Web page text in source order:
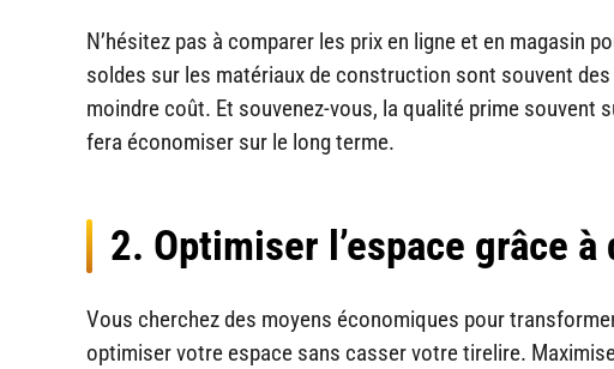
N’hésitez pas à comparer les prix en ligne et en magasin
soldes sur les matériaux de construction sont souvent
moindre coût. Et souvenez-vous, la qualité prime souvent
fera économiser sur le long terme.
2. Optimiser l’espace grâce
Vous cherchez des moyens économiques pour
optimiser votre espace sans casser votre tirelire.